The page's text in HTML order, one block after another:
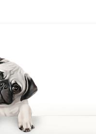
ценности: